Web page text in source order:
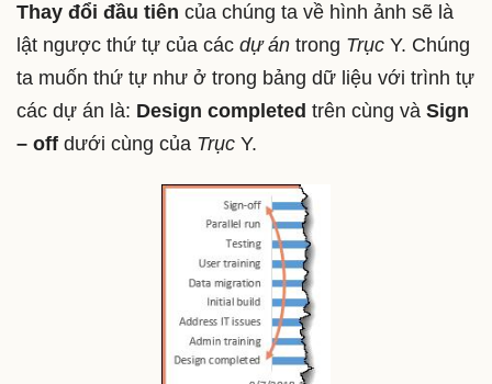
Thay đổi đầu tiên của chúng ta về hình ảnh sẽ là
lật ngược thứ tự của các dự án trong Trục Y. Chúng
ta muốn thứ tự như ở trong bảng dữ liệu với trình tự
các dự án là: Design completed trên cùng và Sign
– off dưới cùng của Trục Y.